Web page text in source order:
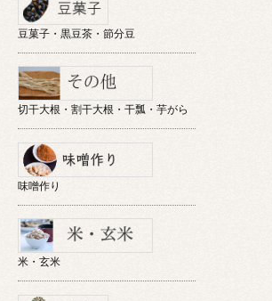
豆菓子・黒豆茶・節分豆
切干大根・割干大根・干瓢・芋がら
味噌作り
米・玄米